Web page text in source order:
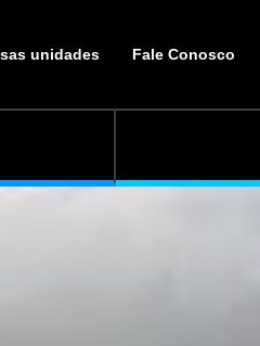
unidades Fale Conosco